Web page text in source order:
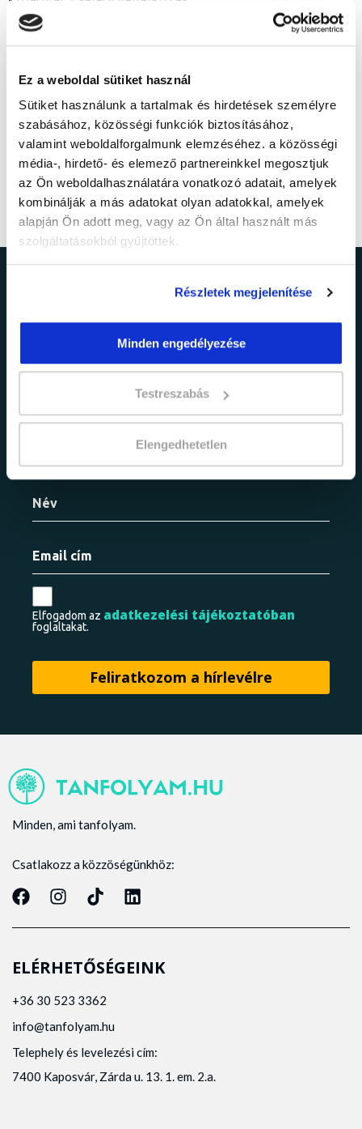
Ez a weboldal sütiket használ
Sütiket használunk a tartalmak és hirdetések személyre
szabásához, közösségi funkciók biztosításához,
valamint weboldalforgalmunk elemzéséhez. a közösségi
média-, hirdető- és elemező partnereinkkel megosztjuk
az Ön weboldalhasználatára vonatkozó adatait, amelyek
kombinálják a más adatokat olyan adatokkal, amelyek
alapján Ön adott meg, vagy az Ön által használt más
szolgáltatásokból gyűjtöttek.
Részletek megjelenítése
Minden engedélyezése
Testreszabás
Elengedhetetlen
- folyamatos extra kedvezmények a jelenlegi és a
végzett hallgatóinknak
- részletfizetési lehetőség
Ne maradj le a
legfrissebb
információkról!
Értesülj elsőként legújabb tanfolyamainkról,
legfrissebb híreinkről és időszakos
Elfogadom az adatkezelési tájékoztatóban
foglaltakat.
Minden, ami tanfolyam.
Csatlakozz a közzöségünkhöz:
ELÉRHETŐSÉGEINK
+36 30 523 3362
info@tanfolyam.hu
Telephely és levelezési cím:
7400 Kaposvár, Zárda u. 13. 1. em. 2.a.